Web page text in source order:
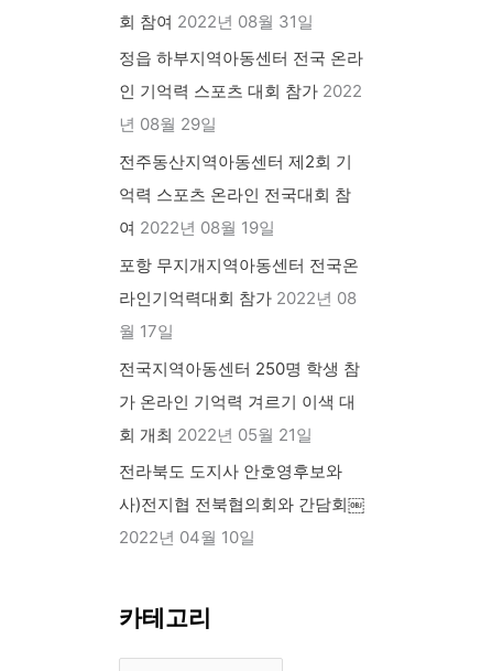
회 참여 2022년 08월 31일
정읍 하부지역아동센터 전국 온라
인 기억력 스포츠 대회 참가 2022
년 08월 29일
전주동산지역아동센터 제2회 기
억력 스포츠 온라인 전국대회 참
여 2022년 08월 19일
포항 무지개지역아동센터 전국온
라인기억력대회 참가 2022년 08
월 17일
전국지역아동센터 250명 학생 참
가 온라인 기억력 겨르기 이색 대
회 개최 2022년 05월 21일
전라북도 도지사 안호영후보와
사)전지협 전북협의회와 간담회￼
2022년 04월 10일
카테고리